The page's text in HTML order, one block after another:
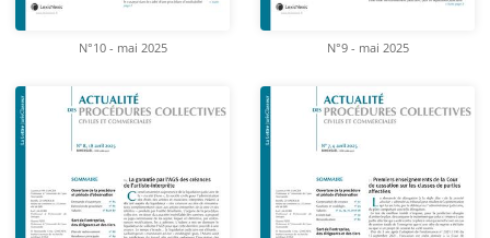
N°10 - mai 2025 N°9 - mai 2025